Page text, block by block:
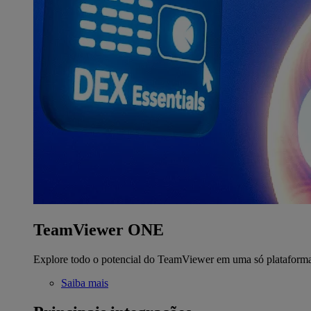
TeamViewer ONE
Explore todo o potencial do TeamViewer em uma só
Saiba mais